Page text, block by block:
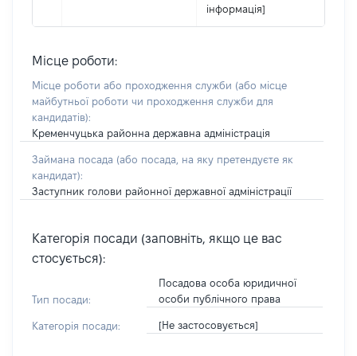
інформація]
Місце роботи:
Місце роботи або проходження служби (або місце
майбутньої роботи чи проходження служби для
кандидатів):
Кременчуцька районна державна адміністрація
Займана посада (або посада, на яку претендуєте як
кандидат):
Заступник голови районної державної адміністрації
Категорія посади (заповніть, якщо це вас
стосується):
Тип посади:
Посадова особа юридичної
особи публічного права
Категорія посади: [Не застосовується]